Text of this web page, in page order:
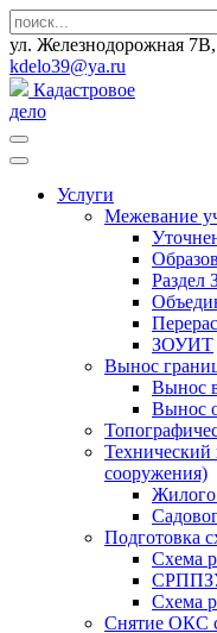
ул. Железнодорожная
kdelo39@ya.ru
Кадастровое
дело
Услуги
Межевание
Раздел
ЗОУИТ
Вынос
Вынос
Вынос
Технический
сооружения)
Жилого
Подготовка
Схема
Схема
Снятие ОКС с